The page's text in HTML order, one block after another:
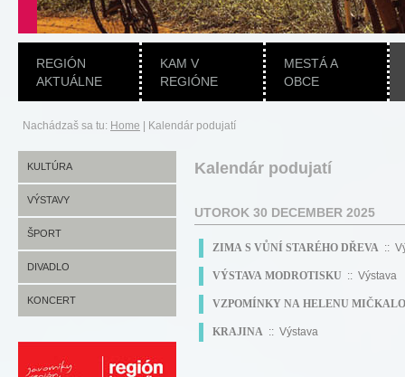
REGIÓN
AKTUÁLNE
KAM V
REGIÓNE
MESTÁ A
OBCE
Nachádzaš sa tu: Home Kalendár podujatí
KULTÚRA
VÝSTAVY
ŠPORT
DIVADLO
KONCERT
Kalendár podujatí
UTOROK 30 DECEMBER 2025
ZIMA S VŮNÍ STARÉHO DŘEVA ::
VÝSTAVA MODROTISKU :: Výstava
VZPOMÍNKY NA HELENU
KRAJINA :: Výstava